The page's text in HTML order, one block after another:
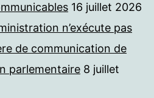
16 juillet 2026
n’exécute pas
de communication de
parlementaire 8 juillet